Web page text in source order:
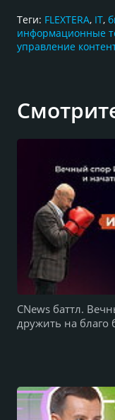
Теги: FLEXTERA, IT,
информационные
управление
CNews баттл.
дружить на благо